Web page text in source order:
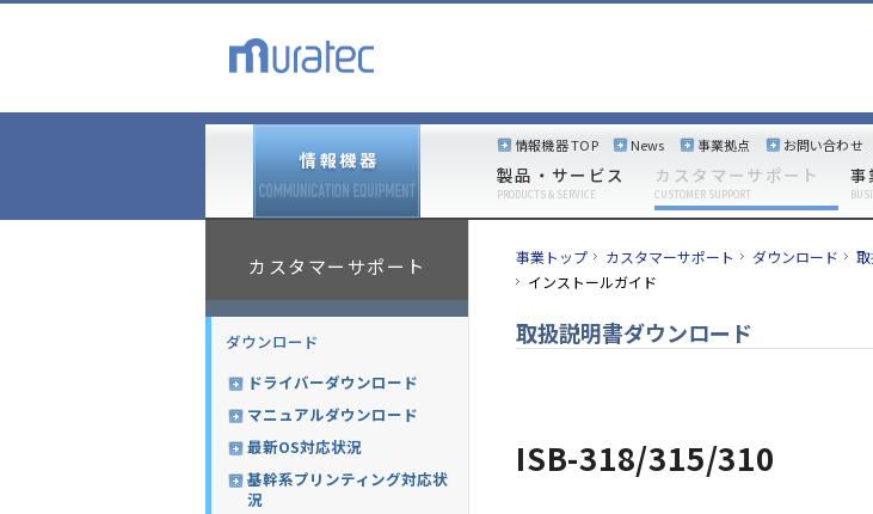
製品・サービス
PRODUCTS & SERVICE
カスタマーサポート
CUSTOMER SUPPORT
事
情報機器 TOP News 事業拠点 お問い合わせ
カスタマーサポート
ダウンロード
ドライバーダウンロード
マニュアルダウンロード
最新OS対応状況
基幹系プリンティング対応状
況
事業トップ カスタマーサポート ダウンロード
インストールガイド
取扱説明書ダウンロード
ISB-318/315/310